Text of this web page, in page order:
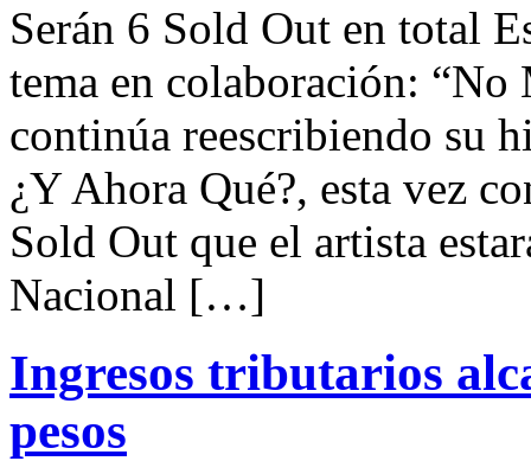
Serán 6 Sold Out en total
tema en colaboración:
continúa reescribiendo su
¿Y Ahora Qué?, esta vez
Sold Out que el artista
Nacional […]
Ingresos tributarios
pesos